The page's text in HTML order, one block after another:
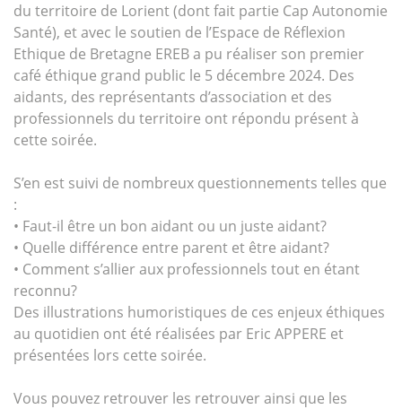
du territoire de Lorient (dont fait partie Cap Autonomie
Santé), et avec le soutien de l’Espace de Réflexion
Ethique de Bretagne EREB a pu réaliser son premier
café éthique grand public le 5 décembre 2024. Des
aidants, des représentants d’association et des
professionnels du territoire ont répondu présent à
cette soirée.
S’en est suivi de nombreux questionnements telles que
:
• Faut-il être un bon aidant ou un juste aidant?
• Quelle différence entre parent et être aidant?
• Comment s’allier aux professionnels tout en étant
reconnu?
Des illustrations humoristiques de ces enjeux éthiques
au quotidien ont été réalisées par Eric APPERE et
présentées lors cette soirée.
Vous pouvez retrouver les retrouver ainsi que les